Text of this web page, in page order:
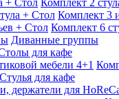
Комплект 2
Комплект 3
Комплект 6
Диванные группы
для кафе
Стулья для кафе